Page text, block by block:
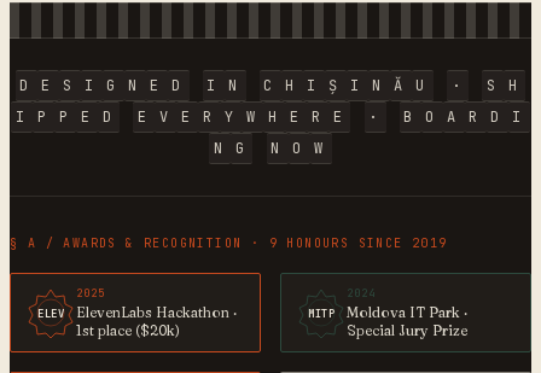
D E S I G N E D I N C H I Ș I N Ă U · S
H
I
P P E D E V E R Y W H E R E · B O A R D
I
N
G N O W
§ A / AWARDS & RECOGNITION · 9 HONOURS SINCE 2019
ELEV
2025
ElevenLabs Hackathon ·
1st place ($20k)
MITP
2024
Moldova IT Park ·
Special Jury Prize